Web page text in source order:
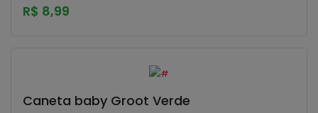
R$ 8,99
Caneta baby Groot Verde